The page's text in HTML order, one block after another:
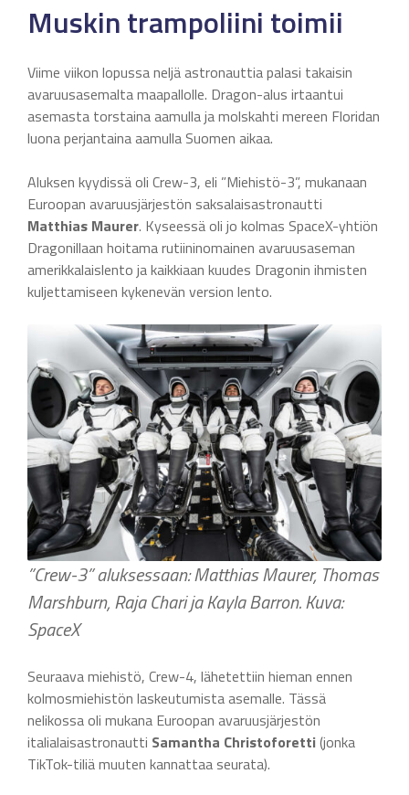
Muskin trampoliini toimii
Viime viikon lopussa neljä astronauttia palasi takaisin
avaruusasemalta maapallolle. Dragon-alus irtaantui
asemasta torstaina aamulla ja molskahti mereen Floridan
luona perjantaina aamulla Suomen aikaa.
Aluksen kyydissä oli Crew-3, eli ”Miehistö-3”, mukanaan
Euroopan avaruusjärjestön saksalaisastronautti
Matthias Maurer. Kyseessä oli jo kolmas SpaceX-yhtiön
Dragonillaan hoitama rutiininomainen avaruusaseman
amerikkalaislento ja kaikkiaan kuudes Dragonin ihmisten
kuljettamiseen kykenevän version lento.
”Crew-3” aluksessaan: Matthias Maurer, Thomas
Marshburn, Raja Chari ja Kayla Barron. Kuva:
SpaceX
Seuraava miehistö, Crew-4, lähetettiin hieman ennen
kolmosmiehistön laskeutumista asemalle. Tässä
nelikossa oli mukana Euroopan avaruusjärjestön
italialaisastronautti Samantha Christoforetti(jonka
TikTok-tiliä muuten kannattaa seurata).